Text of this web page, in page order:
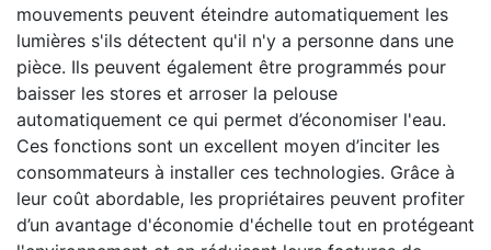
mouvements peuvent éteindre automatiquement les
lumières s'ils détectent qu'il n'y a personne dans une
pièce. Ils peuvent également être programmés pour
baisser les stores et arroser la pelouse
automatiquement ce qui permet d’économiser l'eau.
Ces fonctions sont un excellent moyen d’inciter les
consommateurs à installer ces technologies. Grâce à
leur coût abordable, les propriétaires peuvent profiter
d’un avantage d'économie d'échelle tout en protégeant